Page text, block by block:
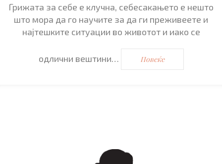
Грижата за себе е клучна, себесакањето е нешто
што мора да го научите за да ги преживеете и
најтешките ситуации во животот и иако се
одлични вештини… Повеќе